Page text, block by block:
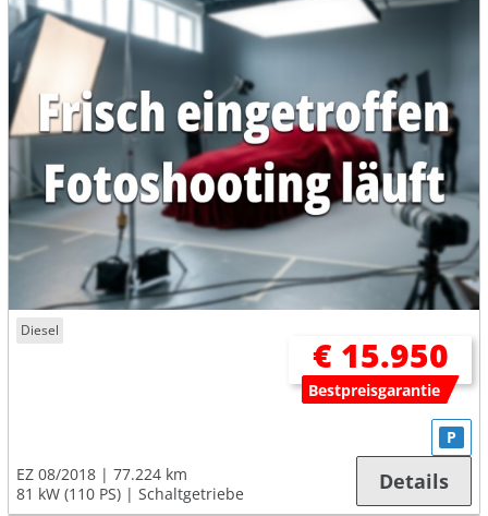
Diesel
€ 15.950
Bestpreisgarantie
EZ 08/2018
77.224 km
81 kW (110 PS)
Schaltgetriebe
P
Details